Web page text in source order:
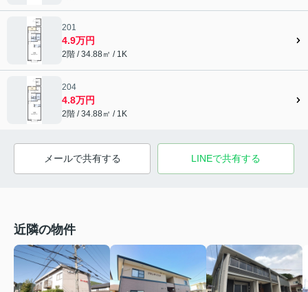
201
4.9万円
2階 / 34.88㎡ / 1K
204
4.8万円
2階 / 34.88㎡ / 1K
メールで共有する LINEで共有する
近隣の物件